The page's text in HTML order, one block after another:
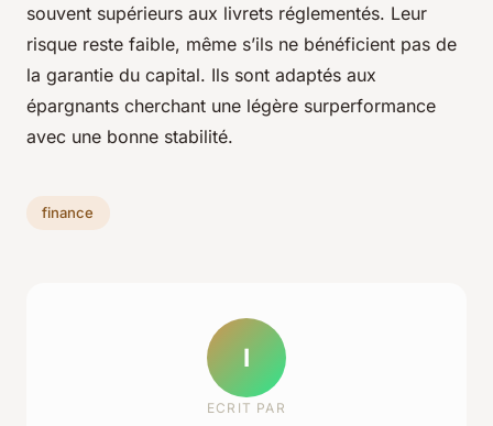
souvent supérieurs aux livrets réglementés. Leur
risque reste faible, même s’ils ne bénéficient pas de
la garantie du capital. Ils sont adaptés aux
épargnants cherchant une légère surperformance
avec une bonne stabilité.
finance
I
ECRIT PAR